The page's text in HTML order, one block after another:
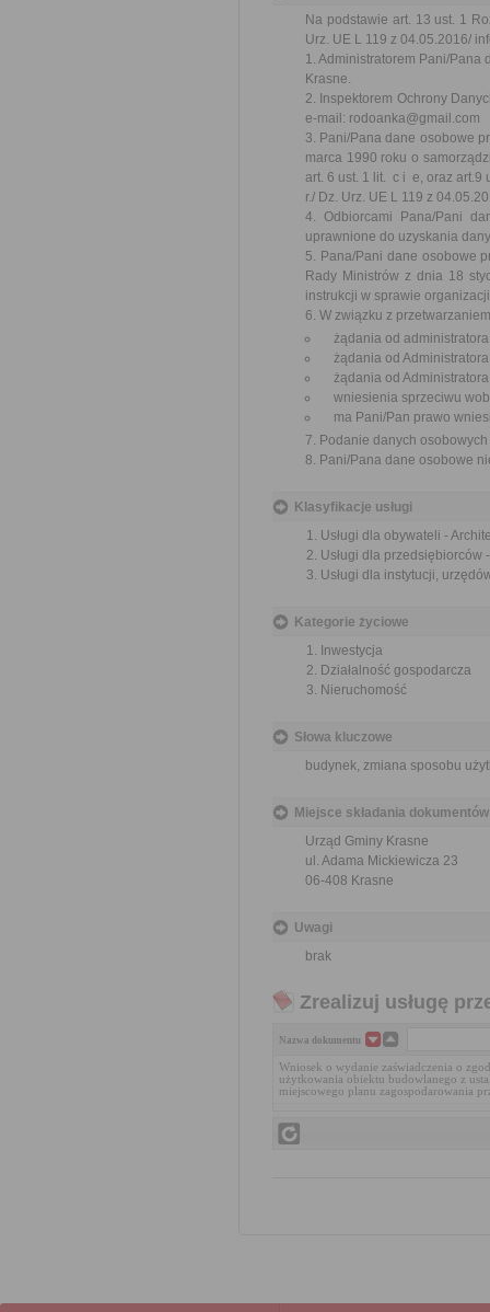
Na podstawie art. 13 ust. 1
Urz. UE L 119 z 04.05.2016/
1. Administratorem Pani/Pana
Krasne.
2. Inspektorem Ochrony
e-mail: rodoanka@gmail.com
3. Pani/Pana dane osobowe
marca 1990 roku o
art. 6 ust. 1 lit. c i e, oraz art.9
r./ Dz. Urz. UE L 119 z
4. Odbiorcami Pana/Pani
uprawnione do uzyskania
5. Pana/Pani dane osobowe
Rady Ministrów z dnia 18
instrukcji w sprawie
6. W związku z
żądania od
żądania od
żądania od
wniesienia sprzeciwu
ma Pani/Pan prawo
7. Podanie danych
8. Pani/Pana dane osobowe
Klasyfikacje usługi
Usługi dla obywateli -
Usługi dla
Usługi dla instytucji,
Kategorie życiowe
Inwestycja
Działalność gospodarcza
Nieruchomość
Słowa kluczowe
budynek, zmiana sposobu
Miejsce składania dokumentów
Urząd Gminy Krasne
ul. Adama Mickiewicza 23
06-408 Krasne
Uwagi
brak
Zrealizuj usługę
Nazwa dokumentu
Wniosek o wydanie zaświadczenia o
użytkowania obiektu budowlanego z
miejscowego planu zagospodarowania